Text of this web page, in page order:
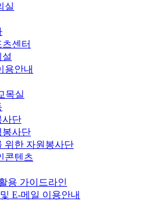
실
센터
용안내
목실
사단
봉사단
위한 자원봉사단
콘텐츠
용 가이드라인
E-메일 이용안내